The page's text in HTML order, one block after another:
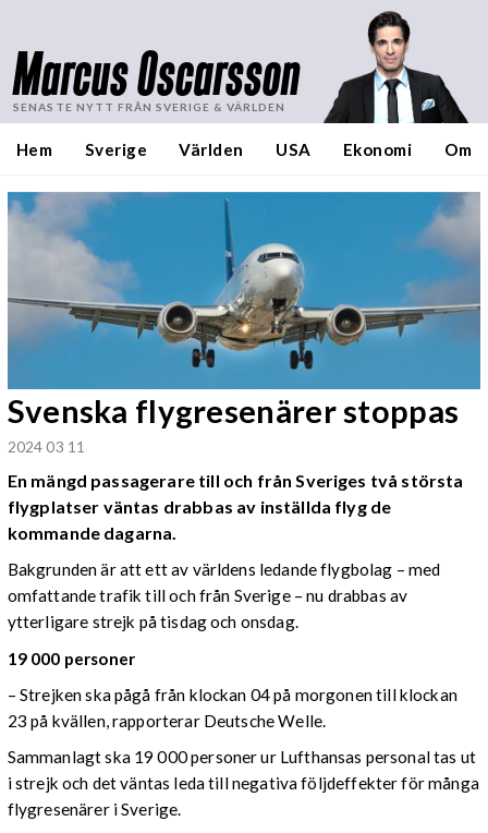
Marcus Oscarsson
SENASTE NYTT FRÅN SVERIGE & VÄRLDEN
Hem Sverige Världen USA Ekonomi Om
Svenska flygresenärer stoppas
2024 03 11
En mängd passagerare till och från Sveriges två största
flygplatser väntas drabbas av inställda flyg de
kommande dagarna.
Bakgrunden är att ett av världens ledande flygbolag – med
omfattande trafik till och från Sverige – nu drabbas av
ytterligare strejk på tisdag och onsdag.
19 000 personer
– Strejken ska pågå från klockan 04 på morgonen till klockan
23 på kvällen, rapporterar Deutsche Welle.
Sammanlagt ska 19 000 personer ur Lufthansas personal tas ut
i strejk och det väntas leda till negativa följdeffekter för många
flygresenärer i Sverige.